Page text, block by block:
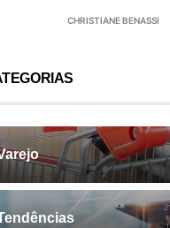
CHRISTIANE BENASSI